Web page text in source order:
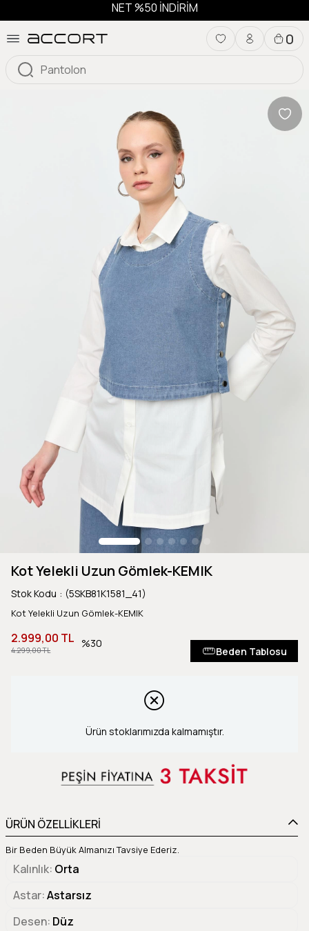
NET %50 İNDİRİM
0
Kot Yelekli Uzun Gömlek-KEMIK
Stok Kodu (5SKB81K1581_41)
Kot Yelekli Uzun Gömlek-KEMIK
4.299,00 TL
2.999,00 TL 30
Beden Tablosu
Ürün stoklarımızda kalmamıştır.
ÜRÜN ÖZELLİKLERİ
Bir Beden Büyük Almanızı Tavsiye Ederiz.
Kalınlık Orta
Astar Astarsız
Desen Düz